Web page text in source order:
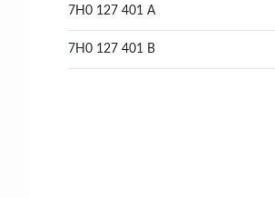
7H0 127 401 A
7H0 127 401 B